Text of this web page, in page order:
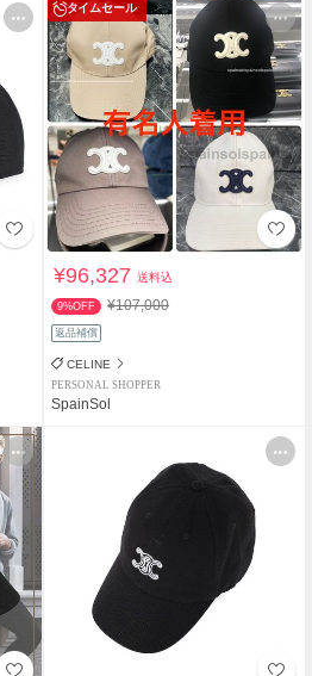
タイムセール
¥96,327送料込
9%OFF ¥107,000
返品補償
CELINE
PERSONAL SHOPPER
SpainSol